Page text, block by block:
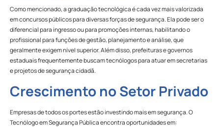
Como mencionado, a graduação tecnológica é cada vez mais valorizada
em concursos públicos para diversas forças de segurança. Ela pode ser o
diferencial para ingresso ou para promoções internas, habilitando o
profissional para funções de gestão, planejamento e análise, que
geralmente exigem nível superior. Além disso, prefeituras e governos
estaduais frequentemente buscam tecnólogos para atuar em secretarias
e projetos de segurança cidadã.
Crescimento no Setor Privado
Empresas de todos os portes estão investindo mais em segurança. O
Tecnólogo em Segurança Pública encontra oportunidades em: